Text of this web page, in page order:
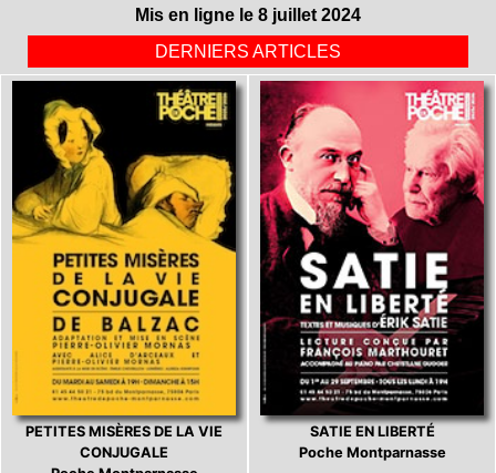
Mis en ligne le 8 juillet 2024
DERNIERS ARTICLES
PETITES MISÈRES DE LA VIE
CONJUGALE
SATIE EN LIBERTÉ
Poche Montparnasse